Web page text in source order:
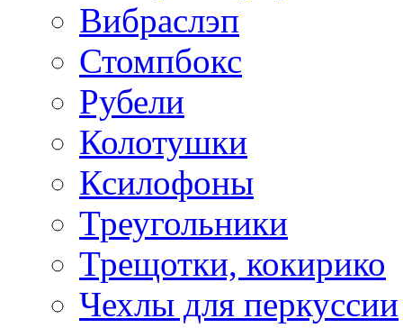
Вибраслэп
Стомпбокс
Рубели
Колотушки
Ксилофоны
Треугольники
Трещотки, кокирико
Чехлы для перкуссии